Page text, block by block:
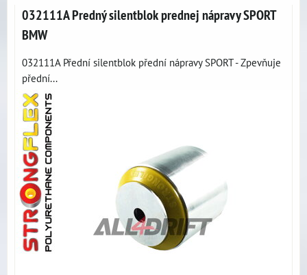
032111A Predný silentblok prednej nápravy SPORT
BMW
032111A Přední silentblok přední nápravy SPORT - Zpevňuje
přední...